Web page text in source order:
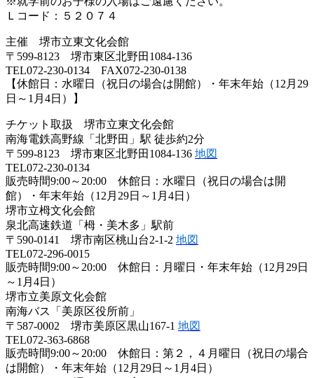
Ｌコード：５２０７４
主催 堺市立東文化会館
〒599-8123 堺市東区北野田1084-136
TEL072-230-0134 FAX072-230-0138
【休館日：水曜日（祝日の場合は開館）・年末年始（12月29
日～1月4日）】
チケット取扱 堺市立東文化会館
南海電鉄高野線「北野田」駅 徒歩約2分
〒599-8123 堺市東区北野田1084-136 地図
TEL072-230-0134
販売時間9:00～20:00 休館日：水曜日（祝日の場合は開
館）・年末年始（12月29日～1月4日）
堺市立栂文化会館
泉北高速鉄道「栂・美木多」駅前
〒590-0141 堺市南区桃山台2-1-2 地図
TEL072-296-0015
販売時間9:00～20:00 休館日：月曜日・年末年始（12月29日
～1月4日）
堺市立美原文化会館
南海バス「美原区役所前」
〒587-0002 堺市美原区黒山167-1 地図
TEL072-363-6868
販売時間9:00～20:00 休館日：第２，４月曜日（祝日の場合
は開館）・年末年始（12月29日～1月4日）